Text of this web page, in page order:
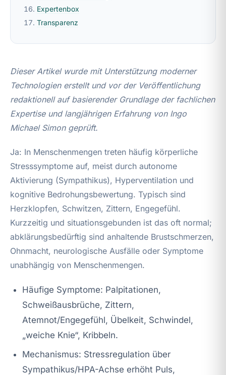
Expertenbox
Transparenz
Dieser Artikel wurde mit Unterstützung moderner
Technologien erstellt und vor der Veröffentlichung
redaktionell auf basierender Grundlage der fachlichen
Expertise und langjährigen Erfahrung von Ingo
Michael Simon geprüft.
Ja: In Menschenmengen treten häufig körperliche
Stresssymptome auf, meist durch autonome
Aktivierung (Sympathikus), Hyperventilation und
kognitive Bedrohungsbewertung. Typisch sind
Herzklopfen, Schwitzen, Zittern, Engegefühl.
Kurzzeitig und situationsgebunden ist das oft normal;
abklärungsbedürftig sind anhaltende Brustschmerzen,
Ohnmacht, neurologische Ausfälle oder Symptome
unabhängig von Menschenmengen.
Häufige Symptome: Palpitationen,
Schweißausbrüche, Zittern,
Atemnot/Engegefühl, Übelkeit, Schwindel,
„weiche Knie“, Kribbeln.
Mechanismus: Stressregulation über
Sympathikus/HPA-Achse erhöht Puls,